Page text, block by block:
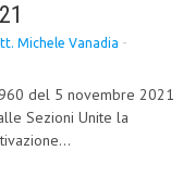
Michele Vanadia -
del 5 novembre 2021
Sezioni Unite la